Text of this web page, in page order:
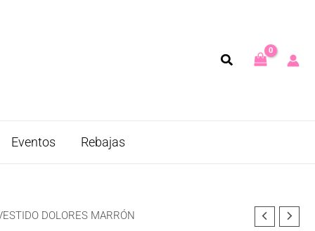
Eventos Rebajas
DOLORES MARRÓN